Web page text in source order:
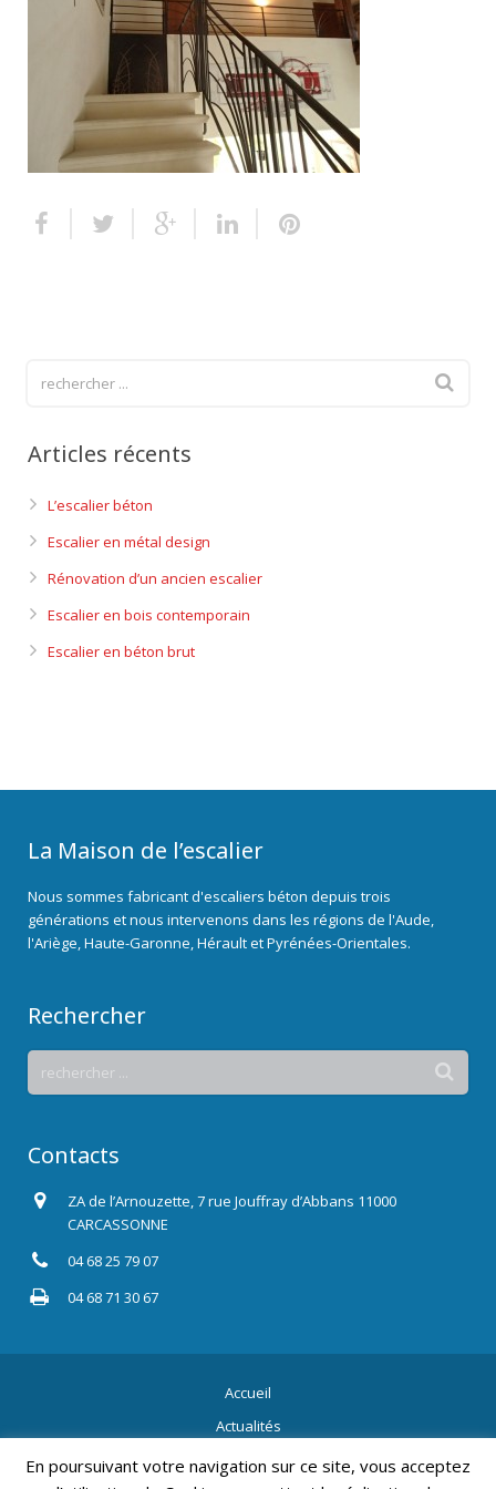
Escalier extérieur
Finitions pour escalier
Articles récents
L’escalier béton
Escalier en métal design
Rénovation d’un ancien escalier
Escalier en bois contemporain
Escalier en béton brut
La Maison de l’escalier
Nous sommes fabricant d'escaliers béton depuis trois
générations et nous intervenons dans les régions de l'Aude,
l'Ariège, Haute-Garonne, Hérault et Pyrénées-Orientales.
Rechercher
Contacts
ZA de l’Arnouzette, 7 rue Jouffray d’Abbans 11000
CARCASSONNE
04 68 25 79 07
04 68 71 30 67
Accueil
Actualités
Contact
En poursuivant votre navigation sur ce site, vous acceptez